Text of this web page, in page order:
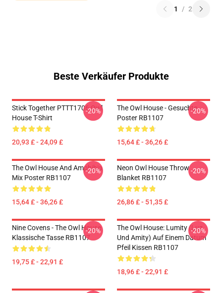
1 / 2
Beste Verkäufer Produkte
Stick Together PTTT1706 Owl
House T-Shirt
20,93 £ - 24,09 £
-20%
The Owl House - Gesuchte
Poster RB1107
15,64 £ - 36,26 £
-20%
The Owl House And Amphibia
Mix Poster RB1107
15,64 £ - 36,26 £
-20%
Neon Owl House Throw
Blanket RB1107
26,86 £ - 51,35 £
-20%
Nine Covens - The Owl House
Klassische Tasse RB1107
19,75 £ - 22,91 £
-20%
The Owl House: Lumity (Luz
Und Amity) Auf Einem Datum
Pfeil Kissen RB1107
18,96 £ - 22,91 £
-20%